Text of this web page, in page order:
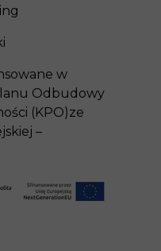
w
Odbudowy
(KPO)ze
–